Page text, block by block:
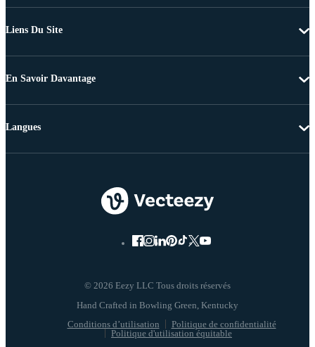
Liens Du Site
En Savoir Davantage
© 2026 Eezy LLC Tous droits réservés
Conditions d’utilisation
Politique de confidentialité
Politique d'utilisation équitable
Langues